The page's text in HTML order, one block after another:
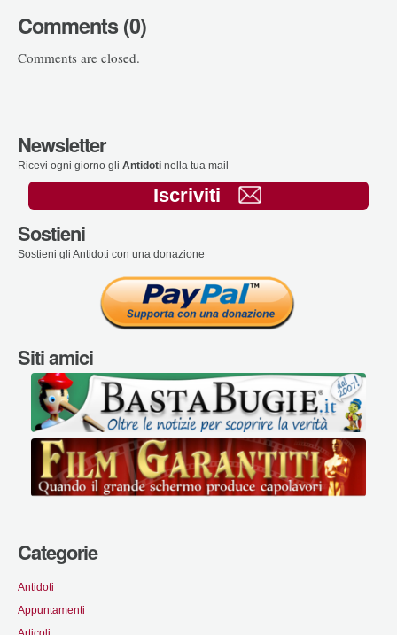
Comments (0)
Comments are closed.
Newsletter
Ricevi ogni giorno gli Antidoti nella tua mail
Iscriviti
Sostieni
Sostieni gli Antidoti con una donazione
Siti amici
Categorie
Antidoti
Appuntamenti
Articoli